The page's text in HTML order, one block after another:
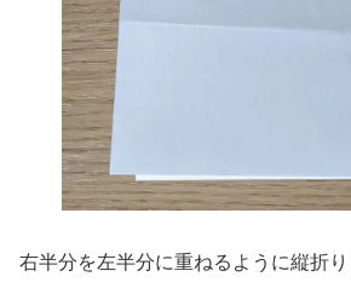
右半分を左半分に重ねるように縦折り